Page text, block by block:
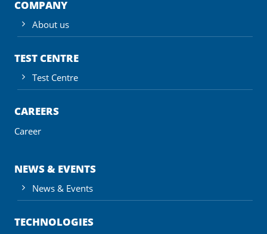
COMPANY
About us
TEST CENTRE
Test Centre
CAREERS
Career
NEWS & EVENTS
News & Events
TECHNOLOGIES